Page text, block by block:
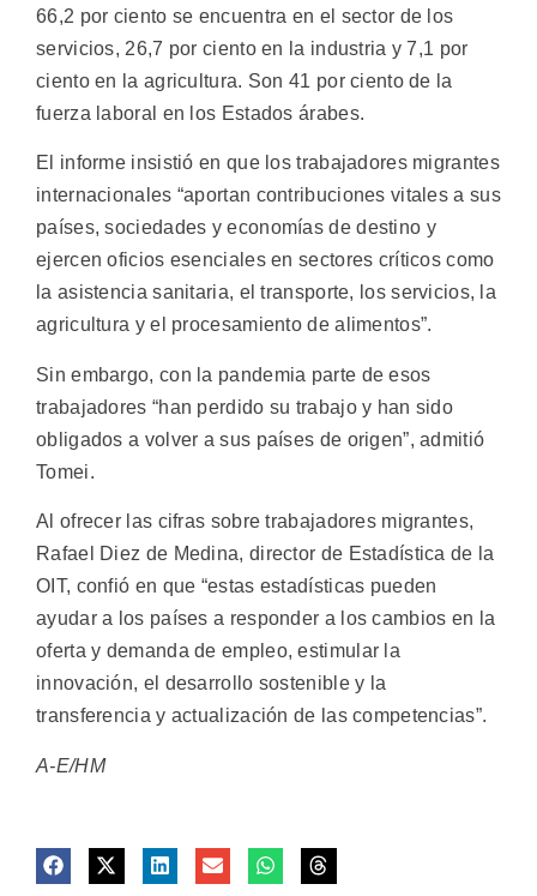
66,2 por ciento se encuentra en el sector de los
servicios, 26,7 por ciento en la industria y 7,1 por
ciento en la agricultura. Son 41 por ciento de la
fuerza laboral en los Estados árabes.
El informe insistió en que los trabajadores migrantes
internacionales “aportan contribuciones vitales a sus
países, sociedades y economías de destino y
ejercen oficios esenciales en sectores críticos como
la asistencia sanitaria, el transporte, los servicios, la
agricultura y el procesamiento de alimentos”.
Sin embargo, con la pandemia parte de esos
trabajadores “han perdido su trabajo y han sido
obligados a volver a sus países de origen”, admitió
Tomei.
Al ofrecer las cifras sobre trabajadores migrantes,
Rafael Diez de Medina, director de Estadística de la
OIT, confió en que “estas estadísticas pueden
ayudar a los países a responder a los cambios en la
oferta y demanda de empleo, estimular la
innovación, el desarrollo sostenible y la
transferencia y actualización de las competencias”.
A-E/HM